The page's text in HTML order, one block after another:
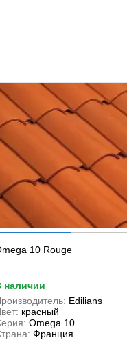
10 Rouge
в наличии
Edilians
красный
Omega 10
Франция